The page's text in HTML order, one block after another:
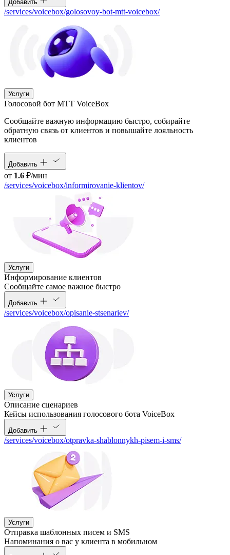
Добавить
/services/voicebox/golosovoy-bot-mtt-voicebox/
Услуги
Голосовой бот МТТ VoiceBox
Сообщайте важную информацию быстро, собирайте
обратную связь от клиентов и повышайте лояльность
клиентов
Добавить
от 1.6 ₽/мин
/services/voicebox/informirovanie-klientov/
Услуги
Информирование клиентов
Сообщайте самое важное быстро
Добавить
/services/voicebox/opisanie-stsenariev/
Услуги
Описание сценариев
Кейсы использования голосового бота VoiceBox
Добавить
/services/voicebox/otpravka-shablonnykh-pisem-i-sms/
Услуги
Отправка шаблонных писем и SMS
Напоминания о вас у клиента в мобильном